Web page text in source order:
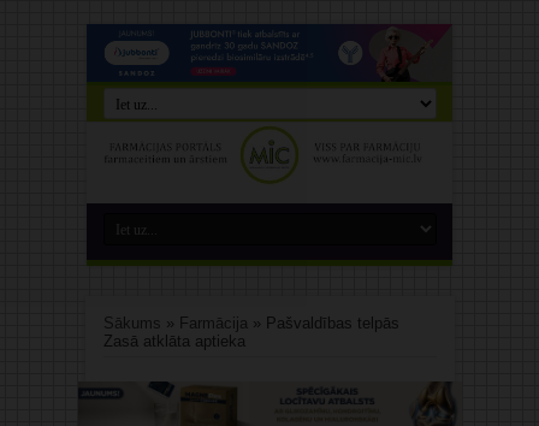
Sākums » Farmācija» Pašvaldības telpās
Zasā atklāta aptieka